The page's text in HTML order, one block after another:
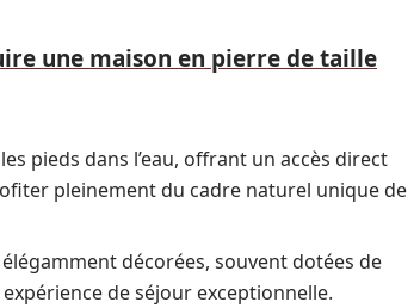
une maison en pierre de taille
pieds dans l’eau, offrant un accès direct
pleinement du cadre naturel unique de
décorées, souvent dotées de
de séjour exceptionnelle.